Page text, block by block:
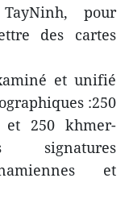
pour
des cartes
et unifié
:250
et 250 khmer-
et